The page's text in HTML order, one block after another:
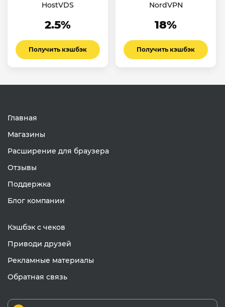
HostVDS
2.5%
Получить кэшбэк
NordVPN
18%
Получить кэшбэк
Главная
Магазины
Расширение для браузера
Отзывы
Поддержка
Блог компании
Кэшбэк с чеков
Приводи друзей
Рекламные материалы
Обратная связь